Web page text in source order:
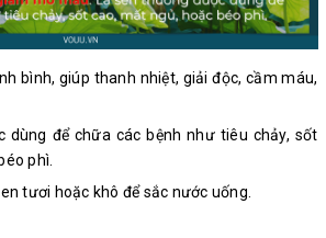
bình, giúp thanh nhiệt, giải độc, cầm máu,
dùng để chữa các bệnh như tiêu chảy, sốt
phì.
tươi hoặc khô để sắc nước uống.